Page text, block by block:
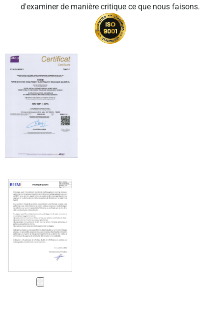
d'examiner de manière critique ce que nous faisons.